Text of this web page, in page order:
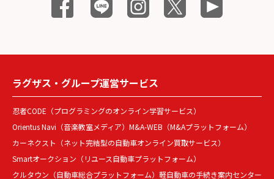
ラグザス・グループ運営サービス
忍者CODE（プログラミングのオンライン学習サービス）
Orientus Navi（音楽教室メディア） M&A-WEB（M&Aプラットフォーム）
カーネクスト（ネット完結型の自動車オンライン買取サービス）
Smartオークション（リユース自動車プラットフォーム）
クルタウン（自動車総合プラットフォーム） 軽自動車の手続き案内センター